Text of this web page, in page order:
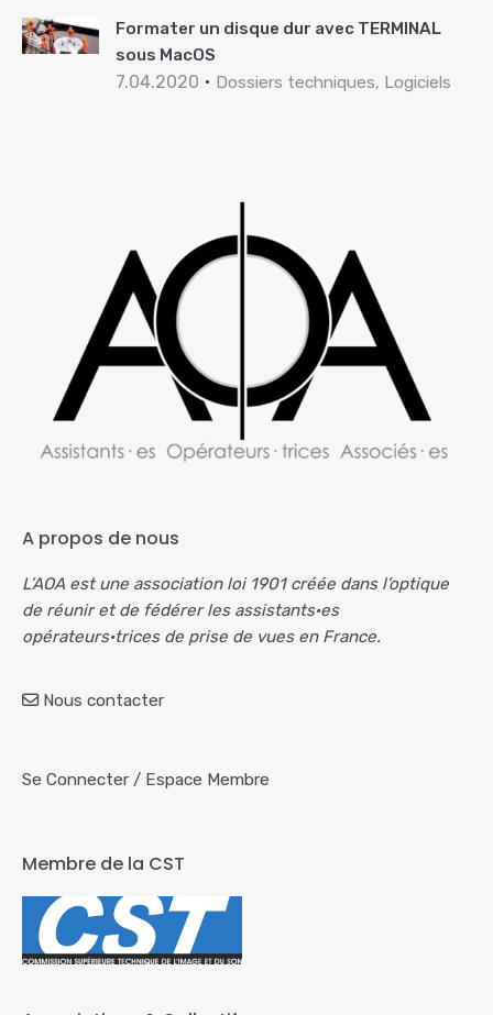
Formater un disque dur avec TERMINAL
sous MacOS
7.04.2020 Dossiers techniques, Logiciels
A propos de nous
L’AOA est une association loi 1901 créée dans l’optique
de réunir et de fédérer les assistants·es
opérateurs·trices de prise de vues en France.
Nous contacter
Se Connecter / Espace Membre
Membre de la CST